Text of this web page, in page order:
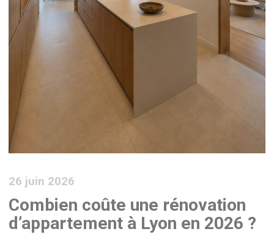
26 juin 2026
Combien coûte une rénovation
d’appartement à Lyon en 2026 ?